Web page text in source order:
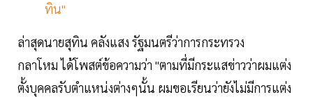
ทิน"
ล่าสุดนายสุทิน คลังแสง รัฐมนตรีว่าการกระทรวง
กลาโหม ได้โพสต์ข้อความว่า "ตามที่มีกระแสข่าวว่าผมแต่ง
ตั้งบุคคลรับตำแหน่งต่างๆนั้น ผมขอเรียนว่ายังไม่มีการแต่ง